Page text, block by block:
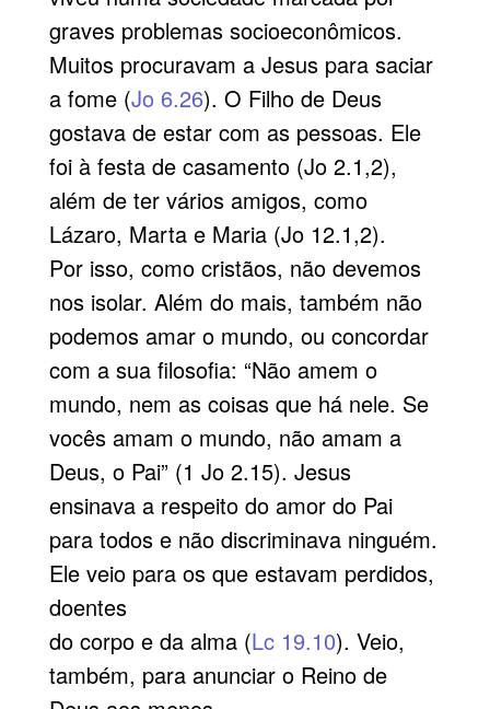
graves problemas socioeconômicos.
Muitos procuravam a Jesus para saciar
a fome (Jo 6.26). O Filho de Deus
gostava de estar com as pessoas. Ele
foi à festa de casamento (Jo 2.1,2),
além de ter vários amigos, como
Lázaro, Marta e Maria (Jo 12.1,2).
Por isso, como cristãos, não devemos
nos isolar. Além do mais, também não
podemos amar o mundo, ou concordar
com a sua filosofia: “Não amem o
mundo, nem as coisas que há nele. Se
vocês amam o mundo, não amam a
Deus, o Pai” (1 Jo 2.15). Jesus
ensinava a respeito do amor do Pai
para todos e não discriminava ninguém.
Ele veio para os que estavam perdidos,
doentes
do corpo e da alma (Lc 19.10). Veio,
também, para anunciar o Reino de